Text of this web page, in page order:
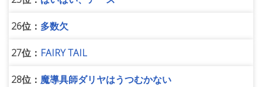
26位： 多数欠
27位： FAIRY TAIL
28位： 魔導具師ダリヤはうつむかない